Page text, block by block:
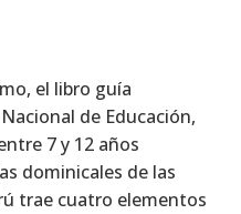
el libro guía
de Educación,
7 y 12 años
dominicales de las
trae cuatro elementos